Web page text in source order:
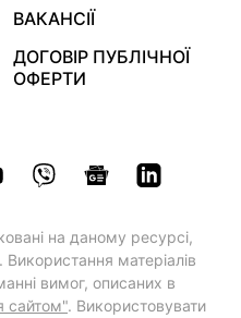
ВАКАНСІЇ
ДОГОВІР ПУБЛІЧНОЇ
ОФЕРТИ
на даному ресурсі,
матеріалів
вимог, описаних в
сайтом". Використовувати